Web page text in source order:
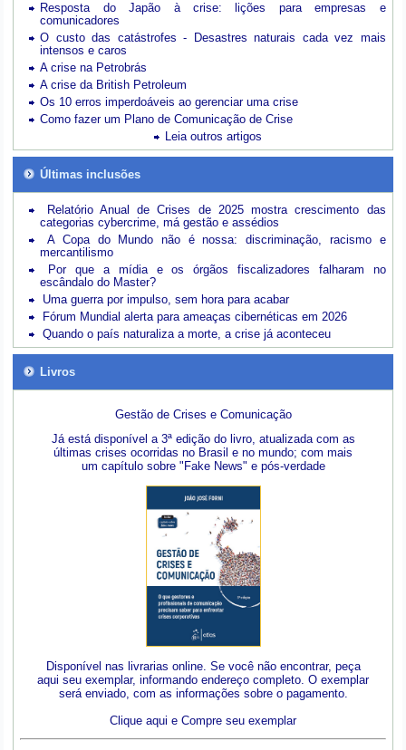
Resposta do Japão à crise: lições para empresas e
comunicadores
O custo das catástrofes -
Desastres naturais cada vez mais
intensos e caros
A crise na Petrobrás
A crise da British Petroleum
Os 10 erros imperdoáveis ao gerenciar uma crise
Como fazer um Plano de Comunicação de Crise
Leia outros artigos
Últimas inclusões
Relatório Anual de Crises de 2025 mostra crescimento das
categorias cybercrime, má gestão e assédios
A Copa do Mundo não é nossa: discriminação, racismo e
mercantilismo
Por que a mídia e os órgãos fiscalizadores falharam no
escândalo do Master?
Uma guerra por impulso, sem hora para acabar
Fórum Mundial alerta para ameaças cibernéticas em 2026
Quando o país naturaliza a morte, a crise já aconteceu
Livros
Gestão de Crises e Comunicação
Já está disponível a 3ª edição do livro, atualizada com as
últimas crises ocorridas no Brasil e no mundo; com mais
um capítulo sobre "Fake News" e pós-verdade
Disponível nas livrarias online. Se você não encontrar, peça
aqui seu exemplar, informando endereço completo. O exemplar
será enviado, com as informações sobre o pagamento.
Clique aqui e Compre seu exemplar